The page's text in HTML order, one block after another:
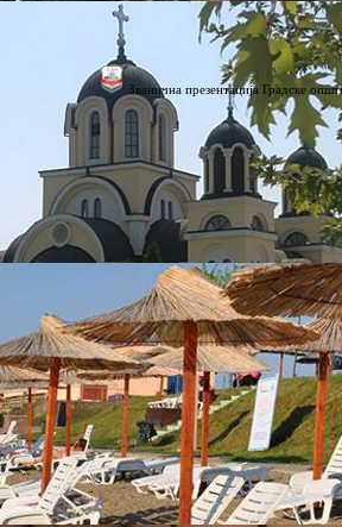
Званична презентација Градске